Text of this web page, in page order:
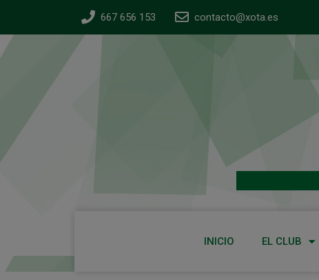
667 656 153 contacto@xota.es
INICIO EL CLUB